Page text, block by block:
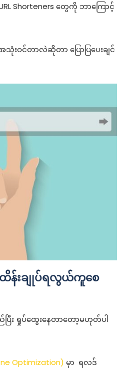
Shorteners ‌တွေကို ဘာကြောင့်
းဝင်တာလဲဆိုတာ ပြောပြပေးချင်
ထိန်းချုပ်ရလွယ်ကူစေ
ြီး ရှုပ်ထွေးနေတာတော့မဟုတ်ပါ
Optimization) မှာ ရလဒ်